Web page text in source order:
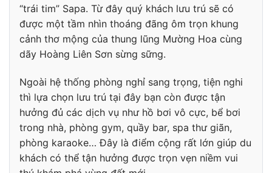
“trái tim” Sapa. Từ đây quý khách lưu trú sẽ có
được một tầm nhìn thoáng đãng ôm trọn khung
cảnh thơ mộng của thung lũng Mường Hoa cùng
dãy Hoàng Liên Sơn sừng sững.
Ngoài hệ thống phòng nghỉ sang trọng, tiện nghi
thì lựa chọn lưu trú tại đây bạn còn được tận
hưởng đủ các dịch vụ như hồ bơi vô cực, bể bơi
trong nhà, phòng gym, quầy bar, spa thư giãn,
phòng karaoke… Đây là điểm cộng rất lớn giúp du
khách có thể tận hưởng được trọn vẹn niềm vui